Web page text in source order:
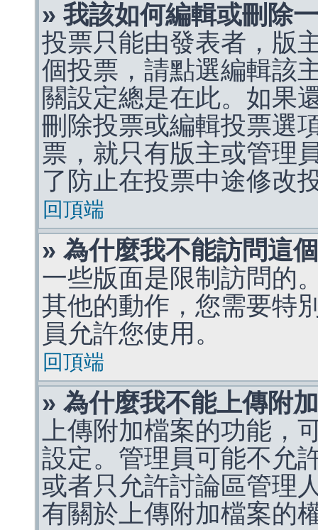
» 我該如何編輯或刪除
投票只能由發表者，版
個投票，請點選編輯該
關設定總是在此。如果
刪除投票或編輯投票選
票，就只有版主或管理
了防止在投票中途修改
回頂端
» 為什麼我不能訪問這
一些版面是限制訪問的
其他的動作，您需要特
員允許您使用。
回頂端
» 為什麼我不能上傳附
上傳附加檔案的功能，
設定。管理員可能不允
或者只允許討論區管理
有關於上傳附加檔案的